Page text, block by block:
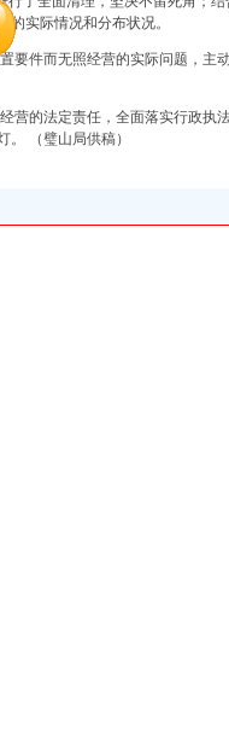
实际情况和分布状况。
件而无照经营的实际问题，主
的法定责任，全面落实行政执
（璧山局供稿）